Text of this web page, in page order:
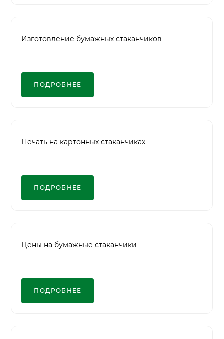
Изготовление бумажных стаканчиков
ПОДРОБНЕЕ
Печать на картонных стаканчиках
ПОДРОБНЕЕ
Цены на бумажные стаканчики
ПОДРОБНЕЕ